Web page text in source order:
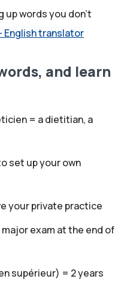
de manière privée,
chef, un patron?
en français
commencé à être
c'est ça?
up words you don't
English translator
and learn
= a dietitian, a
set up your own
your private practice
exam at the end of
supérieur) = 2 years